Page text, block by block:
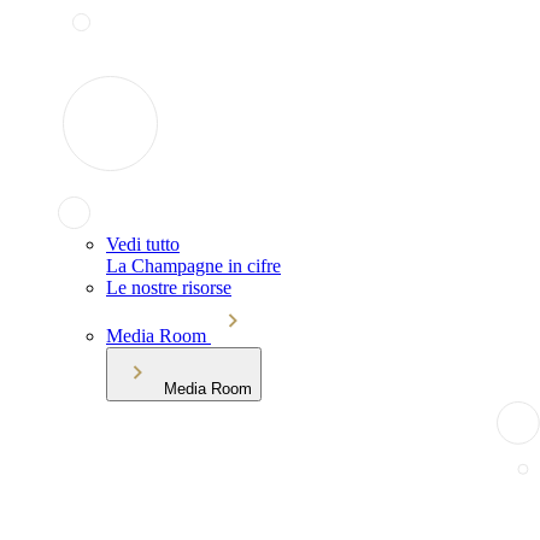
Vedi tutto
La Champagne in cifre
Le nostre risorse
Media Room
Media Room